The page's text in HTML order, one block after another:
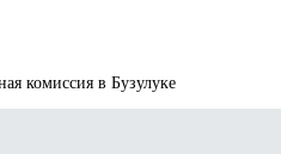
комиссия в Бузулуке